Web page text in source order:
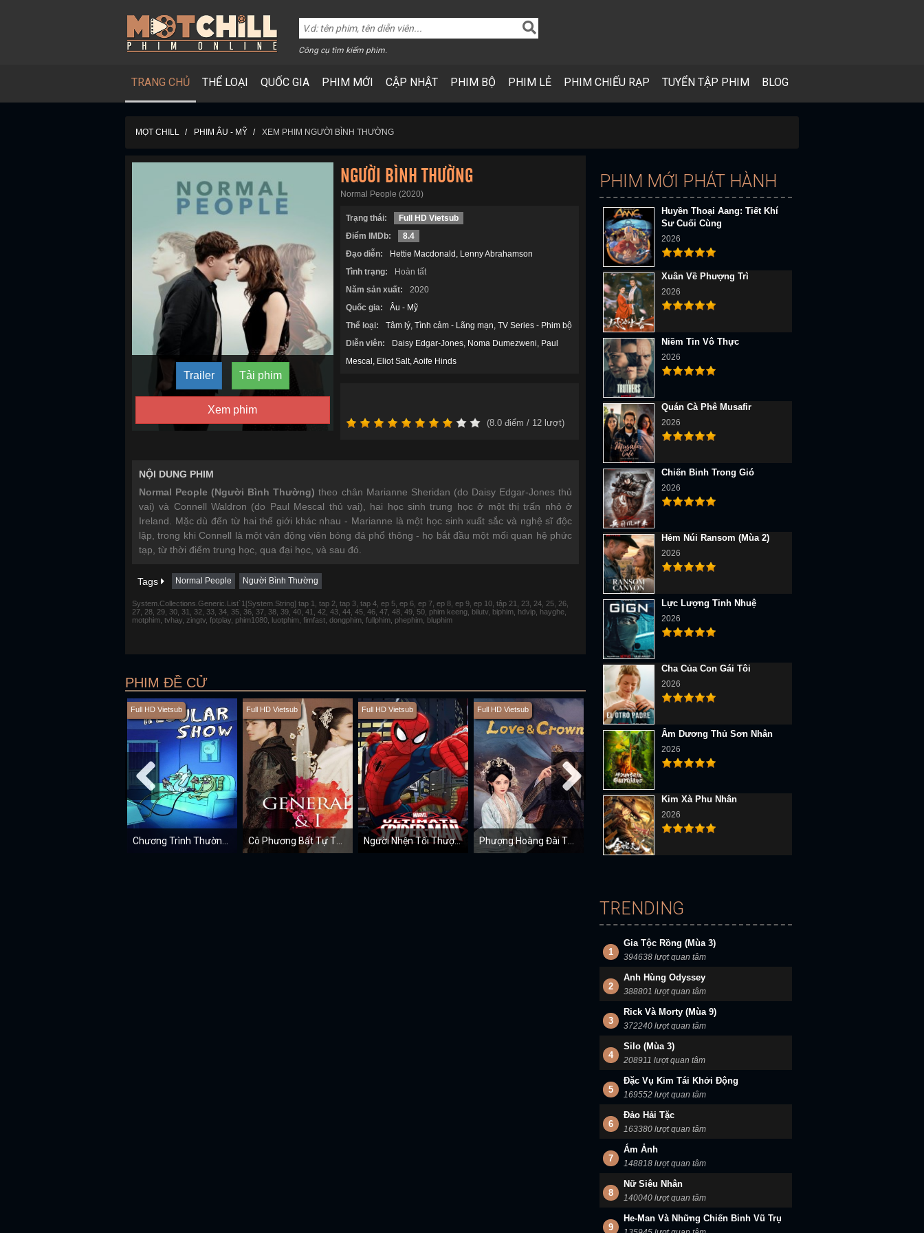
Công cụ tìm kiếm phim.
TRANG CHỦ THỂ LOẠI QUỐC GIA PHIM MỚI CẬP NHẬT PHIM BỘ PHIM LẺ PHIM CHIẾU RẠP TUYỂN TẬP PHIM BLOG
MỌT CHILL PHIM ÂU - MỸ XEM PHIM NGƯỜI BÌNH THƯỜNG
Trailer Tải phim
Xem phim
NGƯỜI BÌNH THƯỜNG
Normal People (2020)
Trạng thái:
Full HD Vietsub
Điểm IMDb:
8.4
Đạo diễn:
Hettie Macdonald
Lenny Abrahamson
Tình trạng:
Hoàn tất
Năm sản xuất:
2020
Quốc gia:
Âu - Mỹ
Thể loại:
Tâm lý Tình cảm - Lãng mạn TV Series - Phim bộ
Diễn viên:
Daisy Edgar-Jones Noma Dumezweni
Paul
Mescal
Eliot Salt Aoife Hinds
(8.0điểm / 12lượt)
NỘI DUNG PHIM
Normal People (Người Bình Thường) theo chân Marianne Sheridan (do Daisy Edgar-Jones thủ
vai) và Connell Waldron (do Paul Mescal thủ vai), hai học sinh trung học ở một thị trấn nhỏ ở
Ireland. Mặc dù đến từ hai thế giới khác nhau - Marianne là một học sinh xuất sắc và nghệ sĩ độc
lập, trong khi Connell là một vận động viên bóng đá phổ thông - họ bắt đầu một mối quan hệ phức
tạp, từ thời điểm trung học, qua đại học, và sau đó.
Tags Normal People Người Bình Thường
System.Collections.Generic.List`1[System.String] tap 1, tap 2, tap 3, tap 4, ep 5, ep 6, ep 7, ep 8, ep 9, ep 10, tập 21, 23, 24, 25, 26,
27, 28, 29, 30, 31, 32, 33, 34, 35, 36, 37, 38, 39, 40, 41, 42, 43, 44, 45, 46, 47, 48, 49, 50, phim keeng, bilutv, biphim, hdvip, hayghe,
motphim, tvhay, zingtv, fptplay, phim1080, luotphim, fimfast, dongphim, fullphim, phephim, bluphim
PHIM ĐỀ CỬ
Full HD Vietsub Full HD Vietsub Full HD Vietsub
Người Nhện Tối Thượng
Full HD Vietsub Full HD Vietsub
Người Bình Thường
PHIM MỚI PHÁT HÀNH
Huyền Thoại Aang: Tiết Khí
Sư Cuối Cùng
2026
Xuân Về Phượng Trì
2026
Niềm Tin Vô Thực
2026
Quán Cà Phê Musafir
2026
Chiến Binh Trong Gió
2026
Hẻm Núi Ransom (Mùa 2)
2026
Lực Lượng Tinh Nhuệ
2026
Cha Của Con Gái Tôi
2026
Âm Dương Thủ Sơn Nhân
2026
Kim Xà Phu Nhân
2026
TRENDING
1
Gia Tộc Rồng (Mùa 3)
394638 lượt quan tâm
2
Anh Hùng Odyssey
388801 lượt quan tâm
3
Rick Và Morty (Mùa 9)
372240 lượt quan tâm
4
Silo (Mùa 3)
208911 lượt quan tâm
5
Đặc Vụ Kim Tái Khởi Động
169552 lượt quan tâm
6
Đảo Hải Tặc
163380 lượt quan tâm
7
Ám Ảnh
148818 lượt quan tâm
8
Nữ Siêu Nhân
140040 lượt quan tâm
9
He-Man Và Những Chiến Binh Vũ Trụ